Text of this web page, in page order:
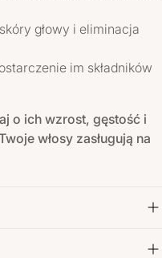
głowy i eliminacja
im składników
o ich wzrost, gęstość i
włosy zasługują na